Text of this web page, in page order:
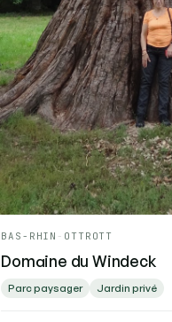
BAS-RHIN - OTTROTT
Domaine du Windeck
Parc paysager Jardin privé